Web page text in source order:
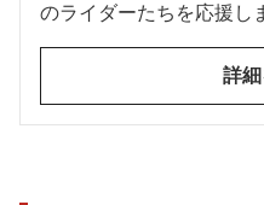
のライダーたちを応援し
詳